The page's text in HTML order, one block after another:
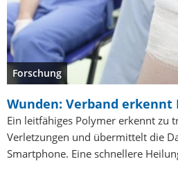
Forschung
Wunden: Verband
Ein leitfähiges Polymer erkennt zu
Verletzungen und übermittelt die
Smartphone. Eine schnellere